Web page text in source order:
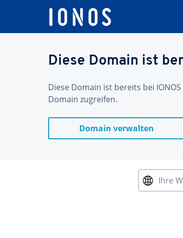
Diese Domain ist
Diese Domain ist bereits bei
Domain zugreifen.
Domain verwalten
Ihre